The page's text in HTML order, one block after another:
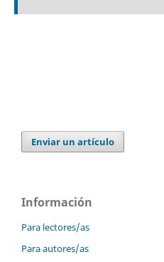
Enviar un artículo
Información
Para lectores/as
Para autores/as